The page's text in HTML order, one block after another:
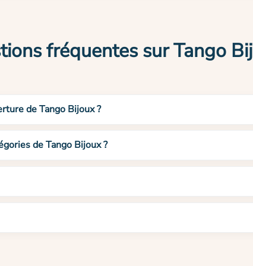
fréquentes sur Tango
de Tango Bijoux ?
de Tango Bijoux ?